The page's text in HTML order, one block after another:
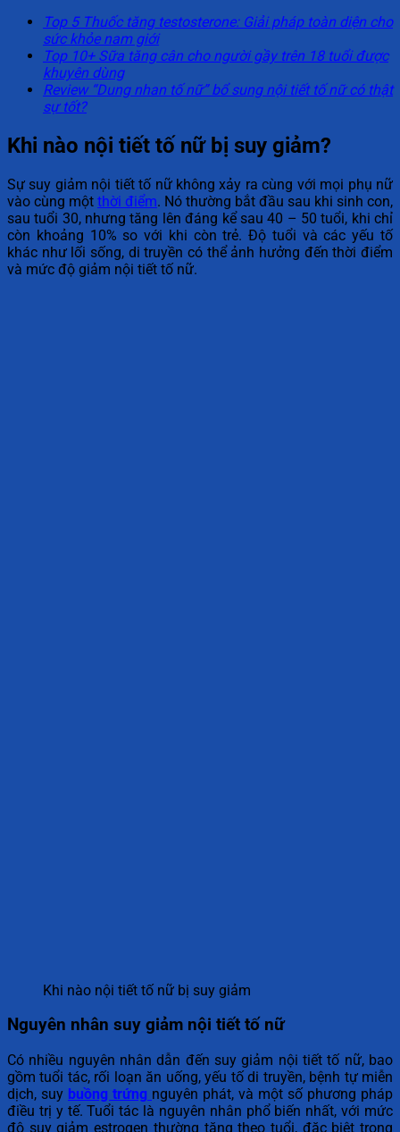
Top 5 Thuốc tăng testosterone: Giải pháp toàn diện cho
sức khỏe nam giới
Top 10+ Sữa tăng cân cho người gầy trên 18 tuổi được
khuyên dùng
Review “Dung nhan tố nữ” bổ sung nội tiết tố nữ có thật
sự tốt?
Khi nào nội tiết tố nữ bị suy giảm?
Sự suy giảm nội tiết tố nữ không xảy ra cùng với mọi phụ nữ
vào cùng một thời điểm. Nó thường bắt đầu sau khi sinh con,
sau tuổi 30, nhưng tăng lên đáng kể sau 40 – 50 tuổi, khi chỉ
còn khoảng 10% so với khi còn trẻ. Độ tuổi và các yếu tố
khác như lối sống, di truyền có thể ảnh hưởng đến thời điểm
và mức độ giảm nội tiết tố nữ.
Khi nào nội tiết tố nữ bị suy giảm
Nguyên nhân suy giảm nội tiết tố nữ
Có nhiều nguyên nhân dẫn đến suy giảm nội tiết tố nữ, bao
gồm tuổi tác, rối loạn ăn uống, yếu tố di truyền, bệnh tự miễn
dịch, suy buồng trứng nguyên phát, và một số phương pháp
điều trị y tế. Tuổi tác là nguyên nhân phổ biến nhất, với mức
độ suy giảm estrogen thường tăng theo tuổi, đặc biệt trong